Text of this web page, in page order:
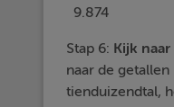
9.874
Stap 6: Kijk naar
naar de
tienduizendtal,